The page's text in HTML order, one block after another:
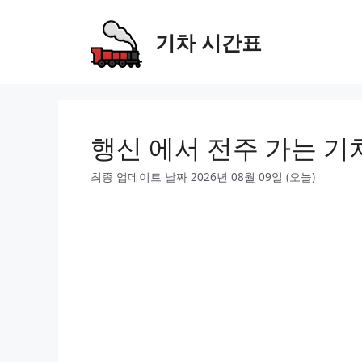
기차 시간표
행신 에서 전주 가는 기
최종 업데이트 날짜 2026년 08월 09일 (오늘)